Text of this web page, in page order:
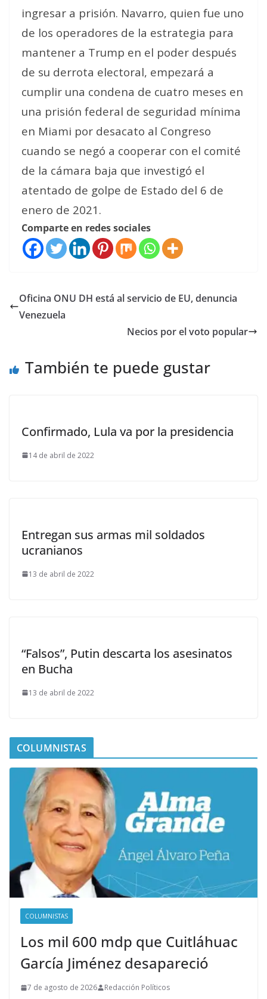
ingresar a prisión. Navarro, quien fue uno
de los operadores de la estrategia para
mantener a Trump en el poder después
de su derrota electoral, empezará a
cumplir una condena de cuatro meses en
una prisión federal de seguridad mínima
en Miami por desacato al Congreso
cuando se negó a cooperar con el comité
de la cámara baja que investigó el
atentado de golpe de Estado del 6 de
enero de 2021.
Comparte en redes sociales
Oficina ONU DH está al servicio de EU, denuncia
Venezuela
Necios por el voto popular
También te puede gustar
Confirmado, Lula va por la presidencia
14 de abril de 2022
Entregan sus armas mil soldados
ucranianos
13 de abril de 2022
“Falsos”, Putin descarta los asesinatos
en Bucha
13 de abril de 2022
COLUMNISTAS
COLUMNISTAS
Los mil 600 mdp que Cuitláhuac
García Jiménez desapareció
7 de agosto de 2026 Redacción Políticos